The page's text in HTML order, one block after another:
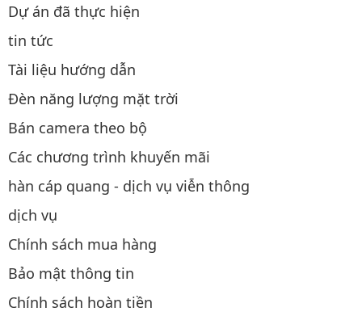
Dự án đã thực hiện
tin tức
Tài liệu hướng dẫn
Đèn năng lượng mặt trời
Bán camera theo bộ
Các chương trình khuyến mãi
hàn cáp quang - dịch vụ viễn thông
dịch vụ
Chính sách mua hàng
Bảo mật thông tin
Chính sách hoàn tiền